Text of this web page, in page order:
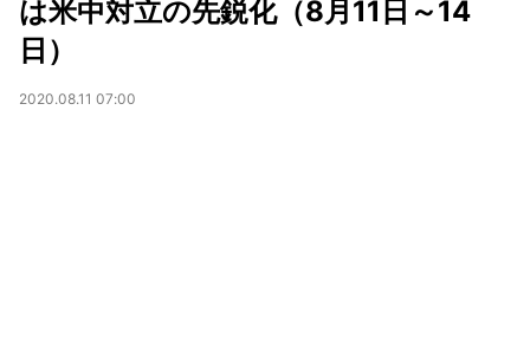
は米中対立の先鋭化（8月11日～14
日）
2020.08.11 07:00